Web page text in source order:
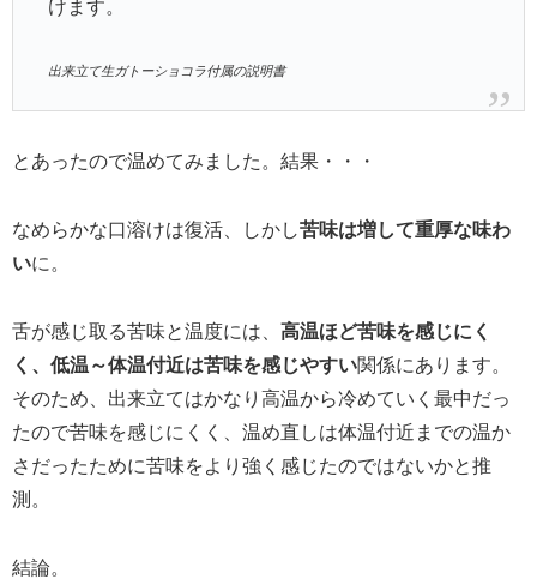
けます。
出来立て生ガトーショコラ付属の説明書
とあったので温めてみました。結果・・・
なめらかな口溶けは復活、しかし苦味は増して重厚な味わ
いに。
舌が感じ取る苦味と温度には、 高温ほど苦味を感じにく
く、低温～体温付近は苦味を感じやすい関係にあります。
そのため、出来立てはかなり高温から冷めていく最中だっ
たので苦味を感じにくく、温め直しは体温付近までの温か
さだったために苦味をより強く感じたのではないかと推
測。
結論。